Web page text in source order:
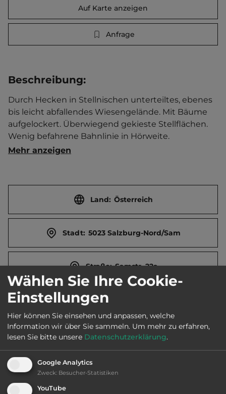
Auf Karte anzeigen
Anfrage
Beschreibung:
Durch Hecken in Stellnischen unterteiltes, ebenes
bis leicht abfallendes Wiesengelände. Mit Bäume
aufgelockert. Überwiegend gekieste Stellflächen.
Wenig befahrene Bahnlinie in Hörweite.
Sanitäranlage beheizbar. Günstig für Stadtbesuche.
Mehr anzeigen
Land: Österreich
Stadt: 5023 Salzburg-Nord/Sam
Straße: Samstr. 22a
E-Mail: office@camping-nord-sam.com
www.camping-nord-sam.com
Fläche:
Wählen Sie Ihre Cookie-
Einstellungen
Hier können Sie einsehen und anpassen, welche
Information wir über Sie sammeln. Um mehr zu erfahren,
lesen Sie bitte unsere Datenschutzerklärung.
Google Analytics
Zweck: Besucher-Statistiken
YouTube